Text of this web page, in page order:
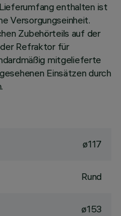
enthalten ist
Versorgungseinheit.
Zubehörteils auf der
Refraktor für
mitgelieferte
Einsätzen durch
ø117
Rund
ø153